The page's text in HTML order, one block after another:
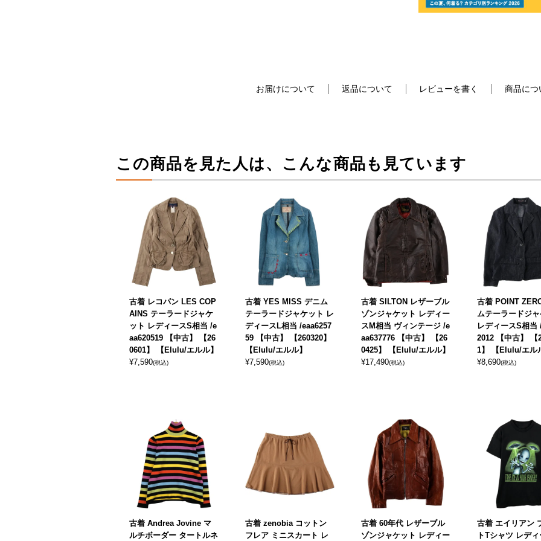
お届けについて 返品について レビューを書く 商品につ
この商品を見た人は、こんな商品も見ています
古着 レコパン LES COP
AINS テーラードジャケ
ット レディースS相当 /e
aa620519 【中古】 【26
0601】 【Elulu/エルル】
¥7,590(税込)
古着 YES MISS デニム
テーラードジャケット レ
ディースL相当 /eaa6257
59 【中古】 【260320】
【Elulu/エルル】
¥7,590(税込)
古着 SILTON レザーブル
ゾンジャケット レディー
スM相当 ヴィンテージ /e
aa637776 【中古】 【26
0425】 【Elulu/エルル】
¥17,490(税込)
古着 POINT
ムテーラードジ
レディースS相当
2012 【中古】 【
1】 【Elulu/エル
¥8,690(税込)
古着 Andrea Jovine マ
ルチボーダー タートルネ
古着 zenobia コットン
フレア ミニスカート レ
古着 60年代 レザーブル
ゾンジャケット レディー
古着 エイリアン
トTシャツ レデ